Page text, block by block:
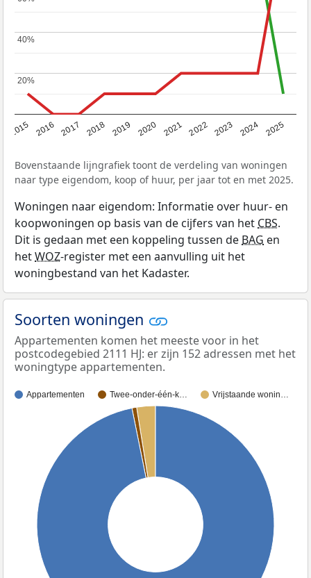
2015 2016 2017 2018 2019 2020 2021 2022 2023 2024 2025
20%
20%
40%
40%
Bovenstaande lijngrafiek toont de verdeling van woningen
naar type eigendom, koop of huur, per jaar tot en met 2025.
Woningen naar eigendom: Informatie over huur- en
koopwoningen op basis van de cijfers van het CBS.
Dit is gedaan met een koppeling tussen de BAG en
hetWOZ-register met een aanvulling uit het
woningbestand van het Kadaster.
Soorten woningen
Appartementen komen het meeste voor in het
postcodegebied 2111 HJ: er zijn 152 adressen met het
woningtype appartementen.
Appartementen Twee-onder-één-k… Vrijstaande wonin…